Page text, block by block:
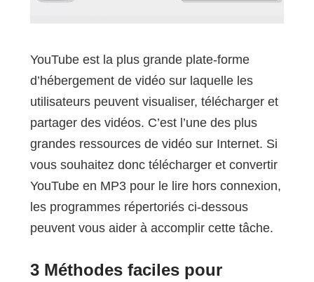
YouTube est la plus grande plate-forme
d’hébergement de vidéo sur laquelle les
utilisateurs peuvent visualiser, télécharger et
partager des vidéos. C’est l’une des plus
grandes ressources de vidéo sur Internet. Si
vous souhaitez donc télécharger et convertir
YouTube en MP3 pour le lire hors connexion,
les programmes répertoriés ci-dessous
peuvent vous aider à accomplir cette tâche.
3 Méthodes faciles pour